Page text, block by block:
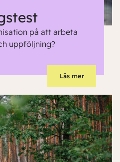
på att arbeta
uppföljning?
Läs mer